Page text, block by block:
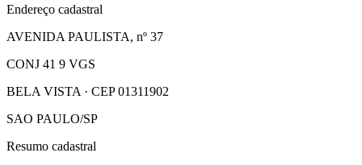
Endereço cadastral
AVENIDA PAULISTA, nº 37
CONJ 41 9 VGS
BELA VISTA · CEP 01311902
SAO PAULO/SP
Resumo cadastral